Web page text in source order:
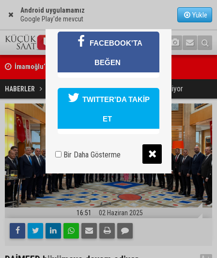
Android uygulamamız
Google Play'de mevcut
Yükle
İmamoğlu’nda hijyen ve etiket kontrolü
Mustafa Özkan: "Yüreğir Belediye Başkan Vekilliği seçimine ilişkin
başlatıldı"
HABERLER YAŞAM DAİMFED büyümeye devam ediyor
16:51 02 Haziran 2025
FACEBOOK'TA
BEĞEN
TWITTER'DA TAKİP
ET
Bir Daha Gösterme